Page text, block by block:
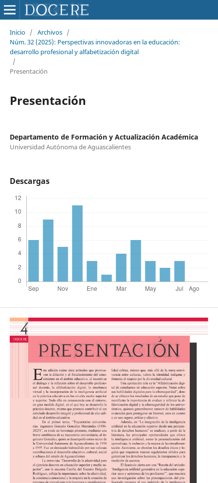
Inicio / Archivos /
Núm. 32 (2025): Perspectivas innovadoras en la educación:
desarrollo profesional y alfabetización digital
/
Presentación
Presentación
Departamento de Formación y Actualización Académica
Universidad Autónoma de Aguascalientes
Descargas